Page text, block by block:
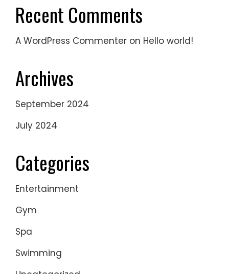
Recent Comments
A WordPress Commenter on Hello world!
Archives
September 2024
July 2024
Categories
Entertainment
Gym
Spa
Swimming